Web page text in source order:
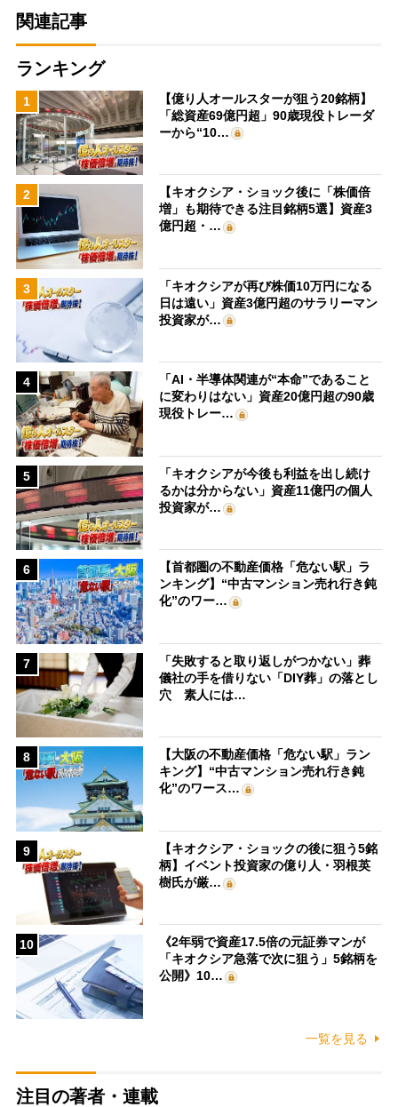
関連記事
ランキング
1
【億り人オールスターが狙う20銘柄】
「総資産69億円超」90歳現役トレーダ
ーから“10…
2
【キオクシア・ショック後に「株価倍
増」も期待できる注目銘柄5選】資産3
億円超・…
3
「キオクシアが再び株価10万円になる
日は遠い」資産3億円超のサラリーマン
投資家が…
4
「AI・半導体関連が“本命”であること
に変わりはない」資産20億円超の90歳
現役トレー…
5
「キオクシアが今後も利益を出し続け
るかは分からない」資産11億円の個人
投資家が…
6
【首都圏の不動産価格「危ない駅」ラ
ンキング】“中古マンション売れ行き鈍
化”のワー…
7
「失敗すると取り返しがつかない」葬
儀社の手を借りない「DIY葬」の落とし
穴 素人には…
8
【大阪の不動産価格「危ない駅」ラン
キング】“中古マンション売れ行き鈍
化”のワース…
9
【キオクシア・ショックの後に狙う5銘
柄】イベント投資家の億り人・羽根英
樹氏が厳…
10
《2年弱で資産17.5倍の元証券マンが
「キオクシア急落で次に狙う」5銘柄を
公開》10…
一覧を見る
注目の著者・連載